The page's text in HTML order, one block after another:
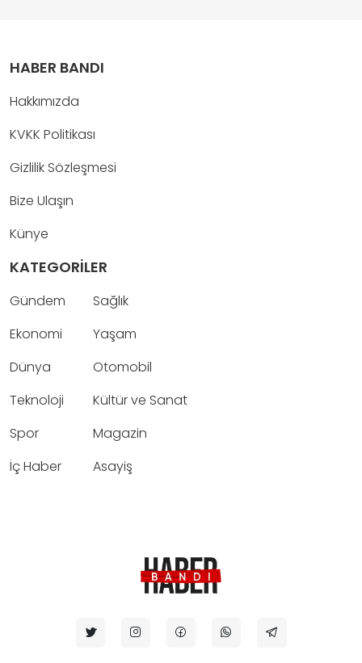
HABER BANDI
Hakkımızda
KVKK Politikası
Gizlilik Sözleşmesi
Bize Ulaşın
Künye
KATEGORİLER
Gündem
Ekonomi
Dünya
Teknoloji
Spor
İç Haber
Sağlık
Yaşam
Otomobil
Kültür ve Sanat
Magazin
Asayiş